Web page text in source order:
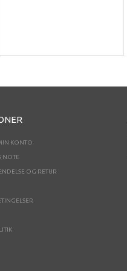
KONTO
NOTE
OG RETUR